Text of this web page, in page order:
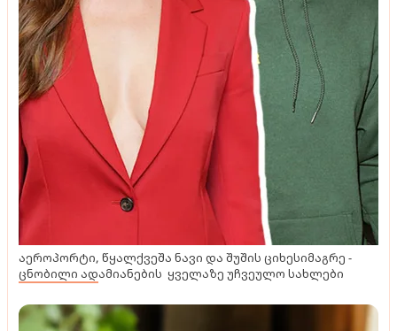
აეროპორტი, წყალქვეშა ნავი და შუშის ციხესიმაგრე -
ცნობილი ადამიანების ყველაზე უჩვეულო სახლები